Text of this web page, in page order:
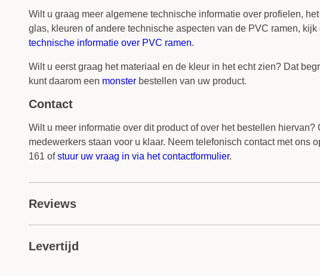
Wilt u graag meer algemene technische informatie over profielen,
glas, kleuren of andere technische aspecten van de PVC ramen, kijk
technische informatie over PVC ramen.
Wilt u eerst graag het materiaal en de kleur in het echt zien? Dat
kunt daarom een monster bestellen van uw product.
Contact
Wilt u meer informatie over dit product of over het bestellen hiervan?
medewerkers staan voor u klaar. Neem telefonisch contact met ons
161 ofstuur uw vraag in via het contactformulier.
Reviews
Levertijd